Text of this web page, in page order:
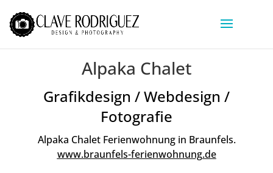
Alpaka Chalet
Grafikdesign / Webdesign /
Fotografie
Alpaka Chalet Ferienwohnung in Braunfels.
www.braunfels-ferienwohnung.de